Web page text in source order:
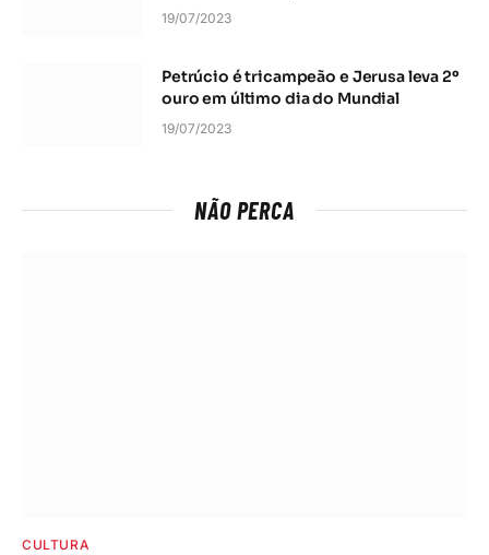
19/07/2023
Petrúcio é tricampeão e Jerusa leva 2º
ouro em último dia do Mundial
19/07/2023
NÃO PERCA
CULTURA